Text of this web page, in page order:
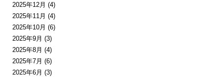
2025年12月 (4)
2025年11月 (4)
2025年10月 (6)
2025年9月 (3)
2025年8月 (4)
2025年7月 (6)
2025年6月 (3)